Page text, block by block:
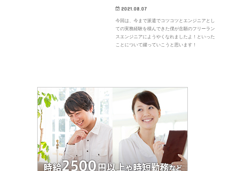
2021.08.07
今回は、今まで派遣でコツコツとエンジニアとし
ての実務経験を積んできた僕が念願のフリーラン
スエンジニアにようやくなれましたよ！といった
ことについて綴っていこうと思います！